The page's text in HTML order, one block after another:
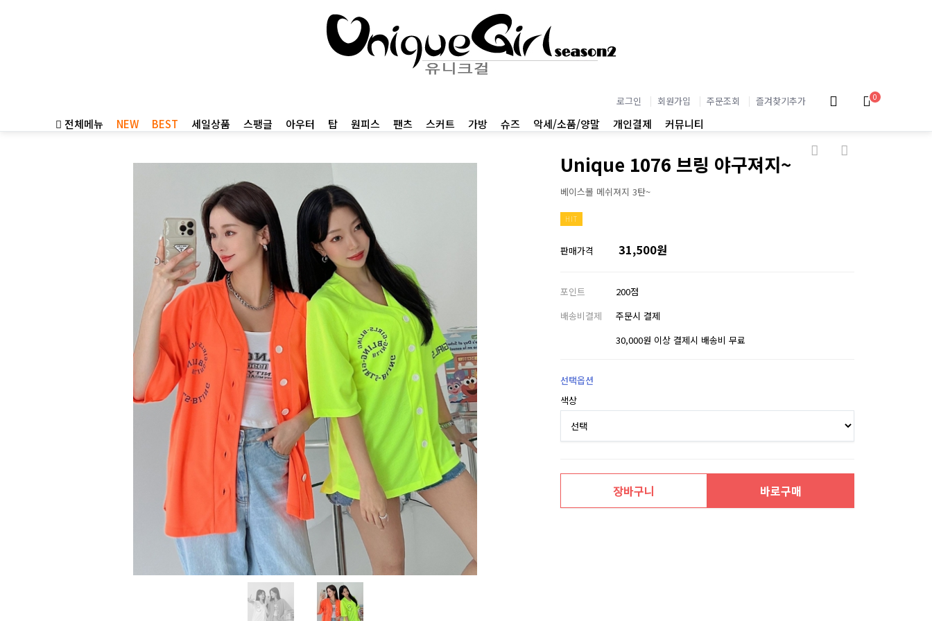
로그인 회원가입 주문조회 즐겨찾기추가
전체메뉴 NEW BEST 세일상품 스팽글 아우터 탑 원피스 팬츠 스커트 가방 슈즈 악세/소품/양말 개인결제 커뮤니티
0
Unique 1076 브링 야구져지~
베이스볼 메쉬져지 3탄~
HIT
판매가격 31,500원
포인트
200점
배송비결제
주문시 결제
30,000원 이상 결제시 배송비 무료
선택옵션
색상
장바구니 바로구매